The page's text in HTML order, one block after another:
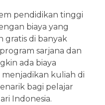
pendidikan tinggi
biaya yang
gratis di banyak
sarjana dan
ada biaya
menjadikan kuliah di
bagi pelajar
Indonesia.